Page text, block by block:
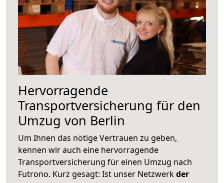
Hervorragende
Transportversicherung für den
Umzug von Berlin
Um Ihnen das nötige Vertrauen zu geben,
kennen wir auch eine hervorragende
Transportversicherung für einen Umzug nach
Futrono. Kurz gesagt: Ist unser Netzwerkder